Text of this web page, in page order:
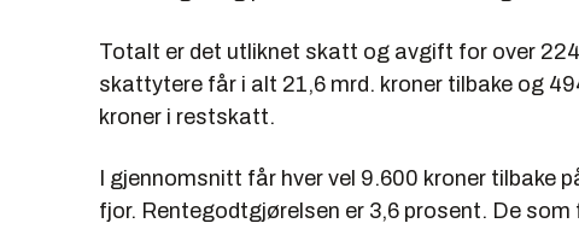
Totalt er det utliknet skatt og avgift for over
skattytere får i alt 21,6 mrd. kroner tilbake og
kroner i restskatt.
I gjennomsnitt får hver vel 9.600 kroner tilbake
fjor. Rentegodtgjørelsen er 3,6 prosent. De